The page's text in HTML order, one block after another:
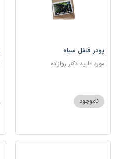
پودر فلفل سیاه
مورد تایید دکتر روازاده
ناموجود